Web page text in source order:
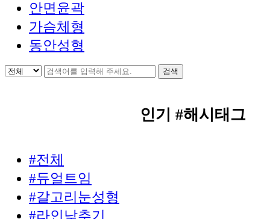
안면윤곽
가슴체형
동안성형
인기 #해시태그
#전체
#듀얼트임
#갈고리눈성형
#라인낮추기